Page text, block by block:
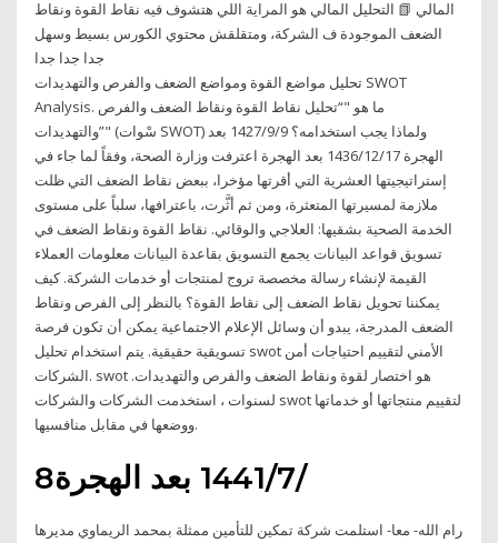
المالي 📗 التحليل المالي هو المراية اللي هتشوف فيه نقاط القوة ونقاط
الضعف الموجودة ف الشركة، ومتقلقش محتوي الكورس بسيط وسهل
جدا جدا جدا
تحليل مواضع القوة ومواضع الضعف والفرص والتهديدات SWOT
Analysis. ما هو "“تحليل نقاط القوة ونقاط الضعف والفرص
والتهديدات”" (سْوات SWOT) ولماذا يجب استخدامه؟ 9‏‏/9‏‏/1427 بعد
الهجرة 17‏‏/12‏‏/1436 بعد الهجرة اعترفت وزارة الصحة، وفقاً لما جاء في
إستراتيجيتها العشرية التي أقرتها مؤخرا، ببعض نقاط الضعف التي ظلت
ملازمة لمسيرتها المتعثرة، ومن ثم أثَّرت، باعترافها، سلباً على مستوى
الخدمة الصحية بشقيها: العلاجي والوقائي. نقاط القوة ونقاط الضعف في
تسويق قواعد البيانات يجمع التسويق بقاعدة البيانات معلومات العملاء
القيمة لإنشاء رسالة مخصصة تروج لمنتجات أو خدمات الشركة. كيف
يمكننا تحويل نقاط الضعف إلى نقاط القوة؟ بالنظر إلى الفرص ونقاط
الضعف المدرجة، يبدو أن وسائل الإعلام الاجتماعية يمكن أن تكون فرصة
تسويقية حقيقية. يتم استخدام تحليل swot الأمني لتقييم احتياجات أمن
الشركات. swot هو اختصار لقوة ونقاط الضعف والفرص والتهديدات.
لسنوات ، استخدمت الشركات والشركات swot لتقييم منتجاتها أو خدماتها
ووضعها في مقابل منافسيها.
8‏‏/7‏‏/1441 بعد الهجرة
رام الله- معا- استلمت شركة تمكين للتأمين ممثلة بمحمد الريماوي مديرها